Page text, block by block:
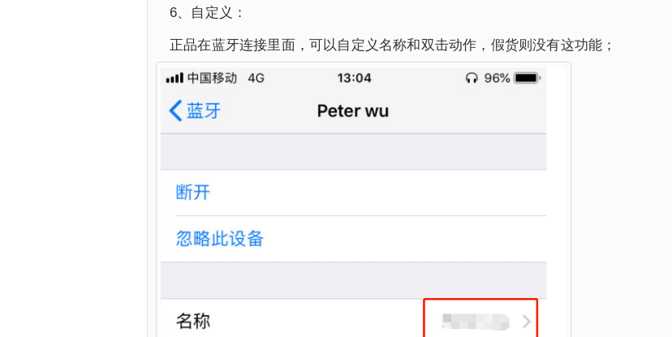
6、自定义：
正品在蓝牙连接里面，可以自定义名称和双击动作，假货则没有这功能；